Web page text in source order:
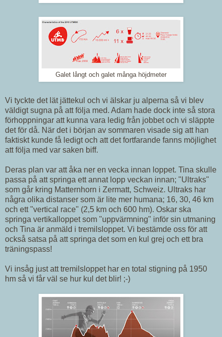
Galet långt och galet många höjdmeter
Vi tyckte det lät jättekul och vi älskar ju alperna så vi blev
väldigt sugna på att följa med. Adam hade dock inte så stora
förhoppningar att kunna vara ledig från jobbet och vi släppte
det för då. När det i början av sommaren visade sig att han
faktiskt kunde få ledigt och att det fortfarande fanns möjlighet
att följa med var saken biff.
Deras plan var att åka ner en vecka innan loppet. Tina skulle
passa på att springa ett annat lopp veckan innan; "Ultraks"
som går kring Matternhorn i Zermatt, Schweiz. Ultraks har
några olika distanser som är lite mer humana; 16, 30, 46 km
och ett "vertical race" (2,5 km och 600 hm). Oskar ska
springa vertikalloppet som "uppvärmning" inför sin utmaning
och Tina är anmäld i tremilsloppet. Vi bestämde oss för att
också satsa på att springa det som en kul grej och ett bra
träningspass!
Vi insåg just att tremilsloppet har en total stigning på 1950
hm så vi får väl se hur kul det blir! ;-)